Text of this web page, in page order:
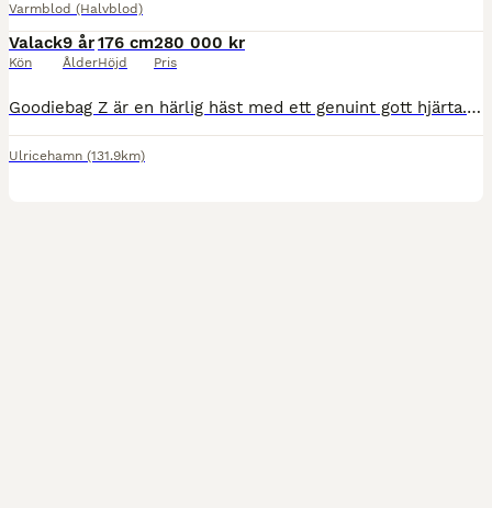
Varmblod (Halvblod)
Valack
Kön
9 år
Ålder
176 cm
Höjd
280 000 kr
Pris
Goodiebag Z är en härlig häst med ett genuint gott hjärta. Han är snäll och lätthanterlig, men har sina nerver – något som gör honom till en häst som belönar en trygg och erfaren hand. I hoppning har han erfarenhet upp till 120 cm och kapaciteten finns för mer - han har ett jättefint scope. Jag har ägt Goodie (som han kallas) sedan 4 års ålder och har följt honom hela ha
Ulricehamn (131.9km)